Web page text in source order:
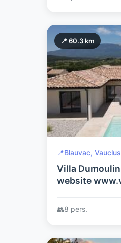
📍 60.3 km
📍Blauvac,
Villa
website
👥8 pers.